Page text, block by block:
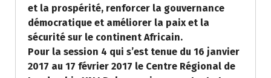
et la prospérité, renforcer la gouvernance
démocratique et améliorer la paix et la
sécurité sur le continent Africain.
Pour la session 4 qui s’est tenue du 16 janvier
2017 au 17 février 2017 le Centre Régional de